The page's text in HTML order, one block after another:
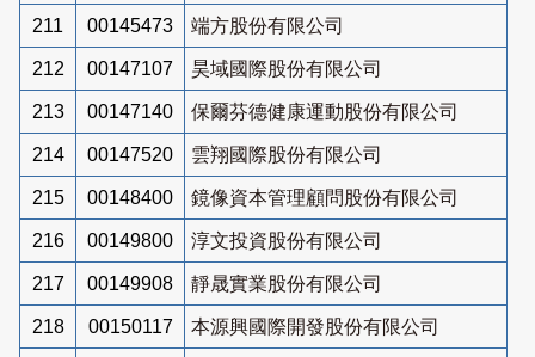
211 00145473 端方股份有限公司
212 00147107 昊域國際股份有限公司
213 00147140 保爾芬德健康運動股份有限公司
214 00147520 雲翔國際股份有限公司
215 00148400 鏡像資本管理顧問股份有限公司
216 00149800 淳文投資股份有限公司
217 00149908 靜晟實業股份有限公司
218 00150117 本源興國際開發股份有限公司